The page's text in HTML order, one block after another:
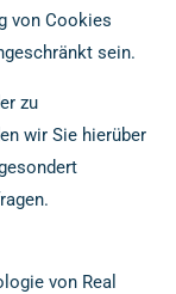
von Cookies
sein.
zu
wir Sie hierüber
von Real